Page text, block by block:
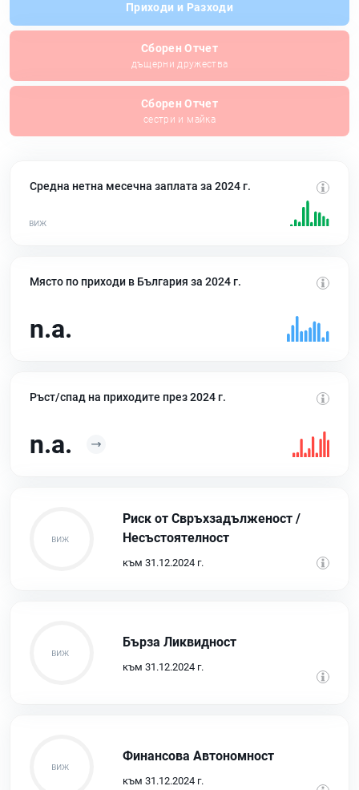
Приходи и Разходи
Сборен Отчет
дъщерни дружества
Сборен Отчет
сестри и майка
Средна нетна месечна заплата за 2024 г.
Място по приходи в България за 2024 г.
n.a.
Ръст/спад на приходите през 2024 г.
n.a.
Риск от Свръхзадълженост /
Несъстоятелност
към 31.12.2024 г.
Бърза Ликвидност
към 31.12.2024 г.
Финансова Автономност
към 31.12.2024 г.